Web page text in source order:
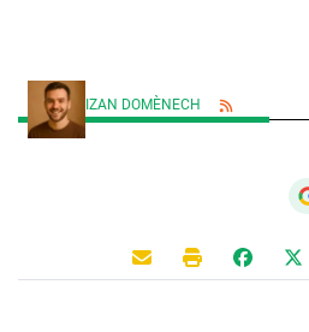
IZAN DOMÈNECH